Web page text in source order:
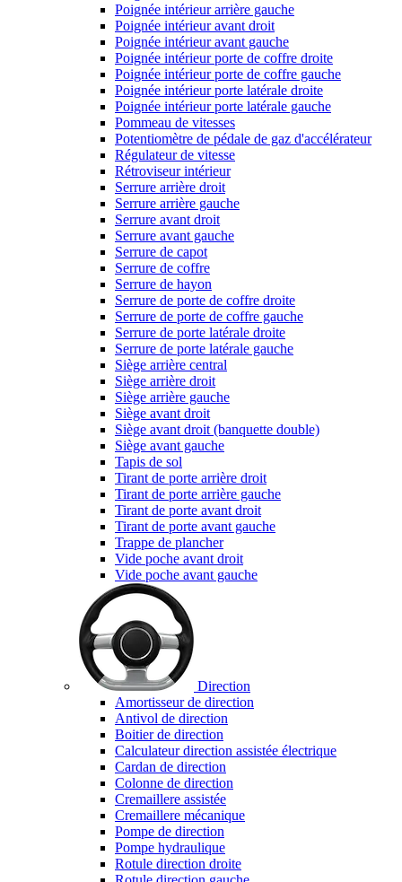
Poignée intérieur arrière gauche
Poignée intérieur avant droit
Poignée intérieur avant gauche
Poignée intérieur porte de coffre droite
Poignée intérieur porte de coffre gauche
Poignée intérieur porte latérale droite
Poignée intérieur porte latérale gauche
Pommeau de vitesses
Potentiomètre de pédale de gaz d'accélérateur
Régulateur de vitesse
Rétroviseur intérieur
Serrure arrière droit
Serrure arrière gauche
Serrure avant droit
Serrure avant gauche
Serrure de capot
Serrure de coffre
Serrure de hayon
Serrure de porte de coffre droite
Serrure de porte de coffre gauche
Serrure de porte latérale droite
Serrure de porte latérale gauche
Siège arrière central
Siège arrière droit
Siège arrière gauche
Siège avant droit
Siège avant droit (banquette double)
Siège avant gauche
Tapis de sol
Tirant de porte arrière droit
Tirant de porte arrière gauche
Tirant de porte avant droit
Tirant de porte avant gauche
Trappe de plancher
Vide poche avant droit
Vide poche avant gauche
Direction
Amortisseur de direction
Antivol de direction
Boitier de direction
Calculateur direction assistée électrique
Cardan de direction
Colonne de direction
Cremaillere assistée
Cremaillere mécanique
Pompe de direction
Pompe hydraulique
Rotule direction droite